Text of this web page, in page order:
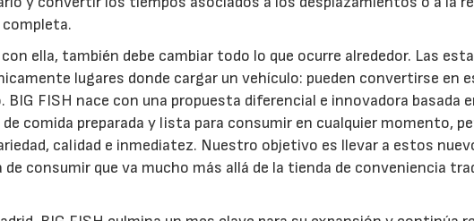
completa.
ella, también debe cambiar todo lo que ocurre alrededor. Las
lugares donde cargar un vehículo: pueden convertirse en
FISH nace con una propuesta diferencial e innovadora basada
comida preparada y lista para consumir en cualquier momento,
calidad e inmediatez. Nuestro objetivo es llevar a estos
consumir que va mucho más allá de la tienda de conveniencia